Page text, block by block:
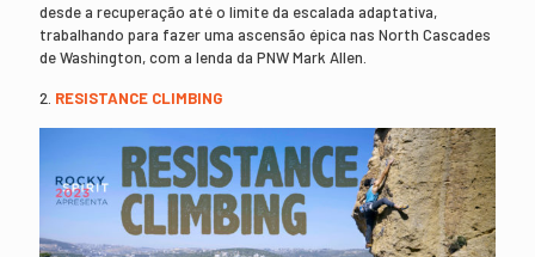
desde a recuperação até o limite da escalada adaptativa,
trabalhando para fazer uma ascensão épica nas North Cascades
de Washington, com a lenda da PNW Mark Allen.
2. RESISTANCE CLIMBING